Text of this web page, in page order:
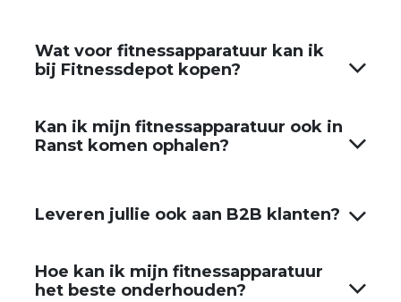
Wat voor fitnessapparatuur kan ik
bij Fitnessdepot kopen?
Kan ik mijn fitnessapparatuur ook in
Ranst komen ophalen?
Leveren jullie ook aan B2B klanten?
Hoe kan ik mijn fitnessapparatuur
het beste onderhouden?